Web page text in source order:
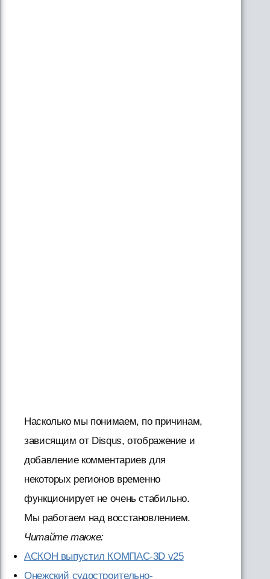
Насколько мы понимаем, по причинам,
зависящим от Disqus, отображение и
добавление комментариев для
некоторых регионов временно
функционирует не очень стабильно.
Мы работаем над восстановлением.
Читайте также:
АСКОН выпустил КОМПАС-3D v25
Онежский судостроительно-